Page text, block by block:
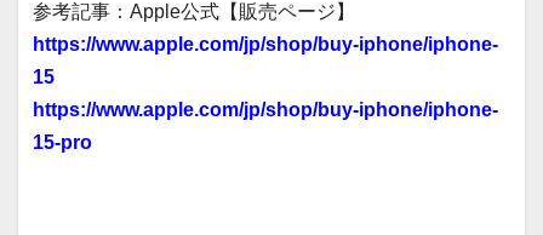
参考記事：Apple公式【販売ページ】
https://www.apple.com/jp/shop/buy-iphone/iphone-
15
https://www.apple.com/jp/shop/buy-iphone/iphone-
15-pro